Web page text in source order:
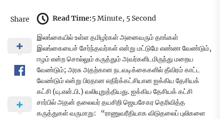
Share Read Time:5 Minute, 5 Second
இலங்கையில் உள்ள தமிழர்கள் அனைவரும் தாங்கள்
இலங்கையைச் சேர்ந்தவர்கள் என்று மட்டுமே எண்ண வேண்டும்,
ஈழம் என்ற சொல்லும் கருத்தும் அவர்களிடமிருந்து மறைய
வேண்டும்; அரசு அதற்கான நடவடிக்கைகளில் தீவிரம் காட்ட
வேண்டும் என்று பிரதான எதிர்க்கட்சியான ஐக்கிய தேசியக்
கட்சி (யு.என்.பி.) வலியுறுத்தியது. ஐக்கிய தேசியக் கட்சி
சார்பில் அதன் தலைவர் தயசிறி ஜெயசேகர தெரிவித்த
கருத்துகள் வருமாறு: “ராணுவரீதியாக விடுதலைப் புலிகளை